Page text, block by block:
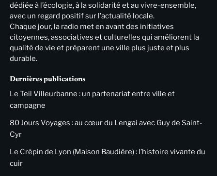
dédiée à l’écologie, à la solidarité et au vivre-ensemble,
avec un regard positif sur l’actualité locale.
Chaque jour, la radio met en avant des initiatives
citoyennes, associatives et culturelles qui améliorent la
qualité de vie et préparent une ville plus juste et plus
durable.
Dernières publications
Le Teil Villeurbanne : un partenariat entre ville et
campagne
80 Jours Voyages : au cœur du Lengai avec Guy de Saint-
Cyr
Le Crépin de Lyon (Maison Baudière) : l’histoire vivante du
cuir